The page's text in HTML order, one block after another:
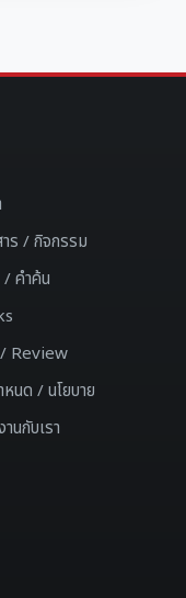
าร / กิจกรรม
คำค้น
Review
หนด / นโยบาย
นกับเรา